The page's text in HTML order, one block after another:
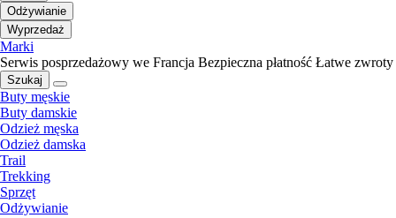
Odżywianie
Wyprzedaż
Marki
Serwis posprzedażowy we Francja Bezpieczna płatność Łatwe zwroty
Szukaj
Buty męskie
Buty damskie
Odzież męska
Odzież damska
Trail
Trekking
Sprzęt
Odżywianie